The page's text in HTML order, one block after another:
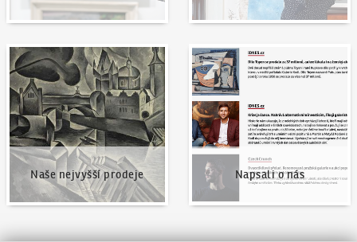
Naše nejvyšší prodeje
Naše nejvyšší prodeje
Napsali o nás
Napsali o nás